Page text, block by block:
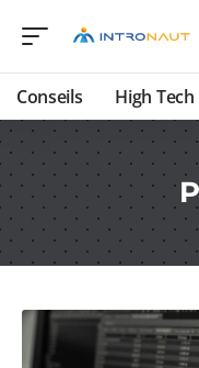
Conseils High Tech